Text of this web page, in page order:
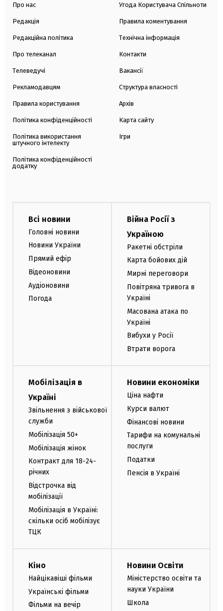
Про нас
Редакція
Редакційна політика
Про телеканал
Телеведучі
Рекламодавцям
Правила користування
Політика конфіденційності
Політика використання
штучного інтелекту
Політика конфіденційності
додатку
Угода Користувача Спільноти
Правила коментування
Технічна інформація
Контакти
Вакансії
Структура власності
Архів
Карта сайту
Ігри
Всі новини
Головні новини
Новини України
Прямий ефір
Відеоновини
Аудіоновини
Погода
Війна Росії з
Україною
Ракетні обстріли
Карта бойових дій
Мирні переговори
Повітряна тривога в
Україні
Масована атака по
Україні
Вибухи у Росії
Втрати ворога
Мобілізація в
Україні
Звільнення з військової
служби
Мобілізація 50+
Мобілізація жінок
Контракт для 18-24-
річних
Відстрочка від
мобілізації
Мобілізація в Україні:
скільки осіб мобілізує
ТЦК
Новини економіки
Ціна нафти
Курси валют
Фінансові новини
Тарифи на комунальні
послуги
Податки
Пенсія в Україні
Кіно
Найцікавіші фільми
Українські фільми
Фільми на вечір
Новини Освіти
Міністерство освіти та
науки України
Школа